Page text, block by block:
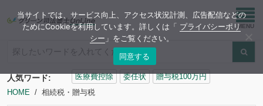
検
人気ワード: 医療費控除 委任状
贈与税100万円
HOME
相続税・贈与税
当サイトでは、サービス向上、アクセス状況計測、広告配信などの
ためにCookieを利用しています。詳しくは「 プライバシーポリ
シー 」をご覧ください。
同意する